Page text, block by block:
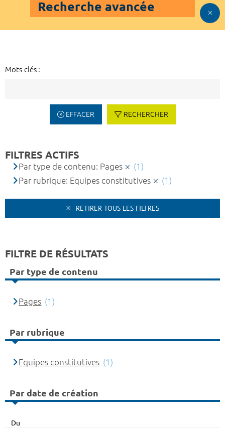
Recherche avancée
Mots-clés :
EFFACER RECHERCHER
FILTRES ACTIFS
Par type de contenu: Pages
(1)
Par rubrique: Equipes constitutives
(1)
RETIRER TOUS LES FILTRES
FILTRE DE RÉSULTATS
Par type de contenu
Pages (1)
Par rubrique
Equipes constitutives (1)
Par date de création
Du